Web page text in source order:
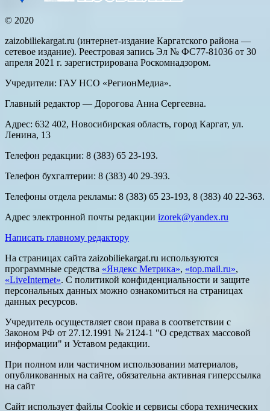
© 2020
zaizobiliekargat.ru (интернет-издание Каргатского района —
сетевое издание). Реестровая запись Эл № ФС77-81036 от 30
апреля 2021 г. зарегистрирована Роскомнадзором.
Учредители: ГАУ НСО «РегионМедиа».
Главный редактор — Дорогова Анна Сергеевна.
Адрес: 632 402, Новосибирская область, город Каргат, ул.
Ленина, 13
Телефон редакции: 8 (383) 65 23-193.
Телефон бухгалтерии: 8 (383) 40 29-393.
Телефоны отдела рекламы: 8 (383) 65 23-193, 8 (383) 40 22-363.
Адрес электронной почты редакции izorek@yandex.ru
Написать главному редактору
На страницах сайта zaizobiliekargat.ru используются
программные средства «Яндекс Метрика», «top.mail.ru»,
«LiveInternet». С политикой конфиденциальности и защите
персональных данных можно ознакомиться на страницах
данных ресурсов.
Учредитель осуществляет свои права в соответствии с
Законом РФ от 27.12.1991 № 2124-1 "О средствах массовой
информации" и Уставом редакции.
При полном или частичном использовании материалов,
опубликованных на сайте, обязательна активная гиперссылка
на сайт
Сайт использует файлы Cookie и сервисы сбора технических